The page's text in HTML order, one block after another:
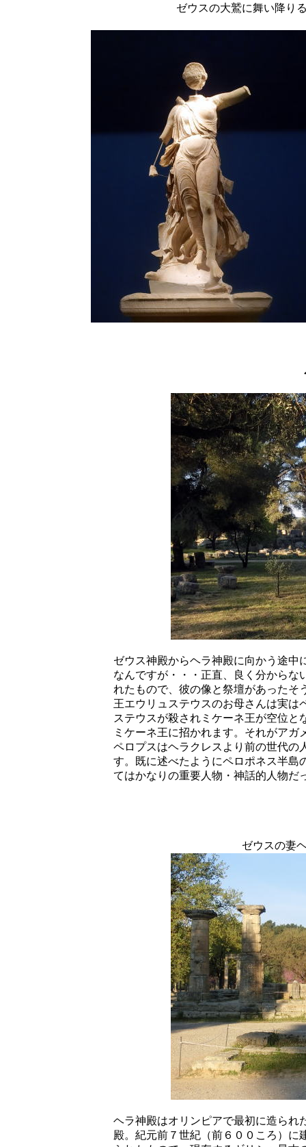
ゼウスの大鷲に舞い降り
ゼウス神殿からヘラ神殿に向かう途中
なんですが・・・正直、良く分からな
れたもので、彼の像と祭壇があったそ
王エウリュステウスのお母さんは実は
ステウスが殺されミケーネ王が空位
ミケーネ王に招かれます。それがア
ペロプスはヘラクレスより前の世代の
す。既に述べたようにペロポネス半島
てはかなりの重要人物・神話的人物だ
ゼウスの妻
ヘラ神殿はオリンピアで最初に造られ
殿。紀元前７世紀（前６００ころ）に